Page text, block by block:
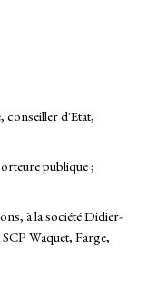
conseiller d'Etat,
publique ;
à la société Didier-
Waquet, Farge,